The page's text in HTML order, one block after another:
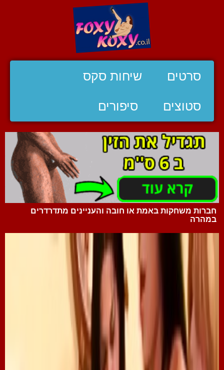
סרטים שיחות סקס
סטוצים סיפורים
חברות משחקות באמת או חובה והעניינים מתדרדרים
במהרה